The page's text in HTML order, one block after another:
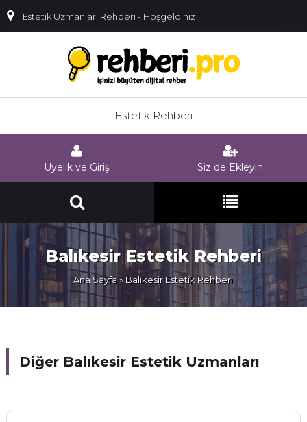
Estetik Uzmanları Rehberi - Hoşgeldiniz
Estetik Rehberi
Üyelik ve Giriş Siz de Ekleyin
Balıkesir Estetik Rehberi
Ana Sayfa» Balıkesir Estetik Rehberi
Diğer Balıkesir Estetik Uzmanları